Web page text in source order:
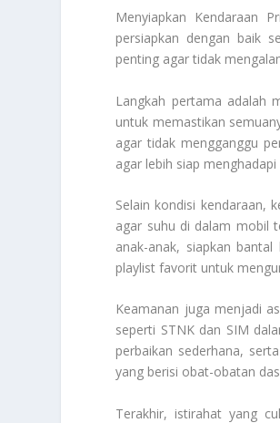
Menyiapkan Kendaraan
persiapkan dengan baik
penting agar tidak
Langkah pertama adalah
untuk memastikan
agar tidak mengganggu
agar lebih siap
Selain kondisi kendaraan,
agar suhu di dalam mobil
anak-anak, siapkan
playlist favorit untuk
Keamanan juga menjadi
seperti STNK dan SIM
perbaikan sederhana,
yang berisi obat-obatan
Terakhir, istirahat yang